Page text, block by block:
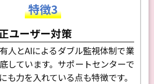
特徴3
ユーザー対策
人とAIによるダブル監視体制で業
しています。サポートセンターで
も力を入れている点も特徴です。